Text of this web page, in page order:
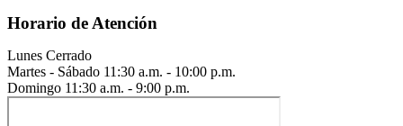
Horario de Atención
Lunes Cerrado
Martes - Sábado 11:30 a.m. - 10:00 p.m.
Domingo 11:30 a.m. - 9:00 p.m.